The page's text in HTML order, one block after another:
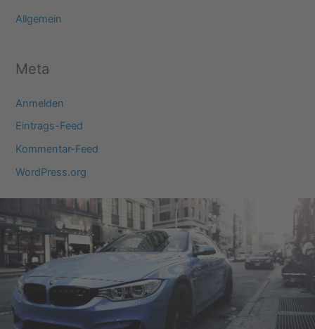
Allgemein
Meta
Anmelden
Eintrags-Feed
Kommentar-Feed
WordPress.org